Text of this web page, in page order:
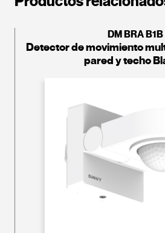
DM BRA B1B
Detector de movimiento
pared y techo